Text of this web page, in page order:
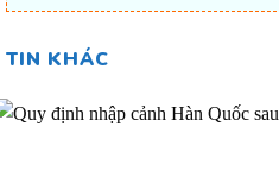
TIN KHÁC